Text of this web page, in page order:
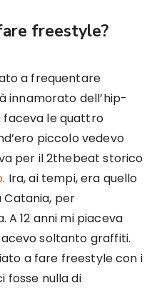
freestyle?
a frequentare
innamorato dell’hip-
faceva le quattro
piccolo vedevo
per il 2thebeat storico
. Ira, ai tempi, era quello
per
A 12 anni mi piaceva
soltanto graffiti.
a fare freestyle con i
fosse nulla di